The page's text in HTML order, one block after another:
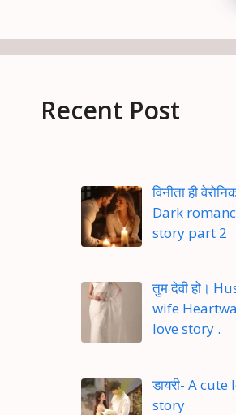
Recent Post
विनीता ही
Dark
story part 2
तुम देवी हो।
wife
love story .
डायरी- A cute
story